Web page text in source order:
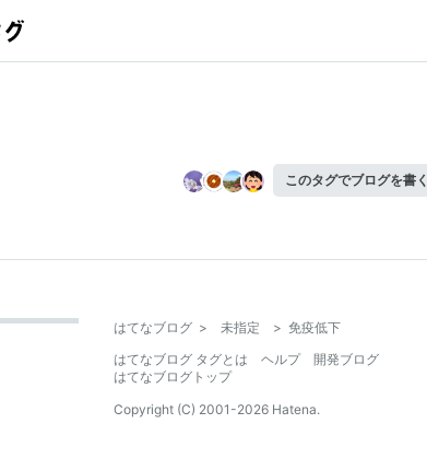
このタグでブログを書く
はてなブログ > 未指定 > 免疫低下
はてなブログ タグとは
ヘルプ
開発ブログ
はてなブログトップ
Copyright (C) 2001-2026 Hatena.